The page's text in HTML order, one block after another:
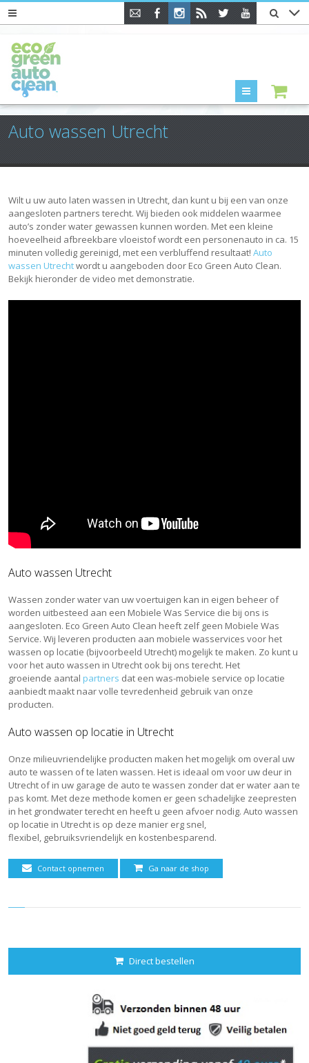
Menu
Auto wassen Utrecht
Wilt u uw auto laten wassen in Utrecht, dan kunt u bij een van onze
aangesloten partners terecht. Wij bieden ook middelen waarmee
auto’s zonder water gewassen kunnen worden. Met een kleine
hoeveelheid afbreekbare vloeistof wordt een personenauto in ca. 15
minuten volledig gereinigd, met een verbluffend resultaat!Auto
wassen Utrechtwordt u aangeboden door Eco Green Auto Clean.
Bekijk hieronder de video met demonstratie.
Auto wassen Utrecht
Wassen zonder water van uw voertuigen kan in eigen beheer of
worden uitbesteed aan een Mobiele Was Service die bij ons is
aangesloten. Eco Green Auto Clean heeft zelf geen Mobiele Was
Service. Wij leveren producten aan mobiele wasservices voor het
wassen op locatie (bijvoorbeeld Utrecht) mogelijk te maken. Zo kunt u
voor het auto wassen in Utrecht ook bij ons terecht. Het
groeiende aantal partners dat een was-mobiele service op locatie
aanbiedt maakt naar volle tevredenheid gebruik van onze
producten.
Auto wassen op locatie in Utrecht
Onze milieuvriendelijke producten maken het mogelijk om overal uw
auto te wassen of te laten wassen. Het is ideaal om voor uw deur in
Utrecht of in uw garage de auto te wassen zonder dat er water aan te
pas komt. Met deze methode komen er geen schadelijke zeepresten
in het grondwater terecht en heeft u geen afvoer nodig. Auto wassen
op locatie in Utrecht is op deze manier erg snel,
flexibel, gebruiksvriendelijk en kostenbesparend.
Contact opnemen Ga naar de shop
Direct bestellen